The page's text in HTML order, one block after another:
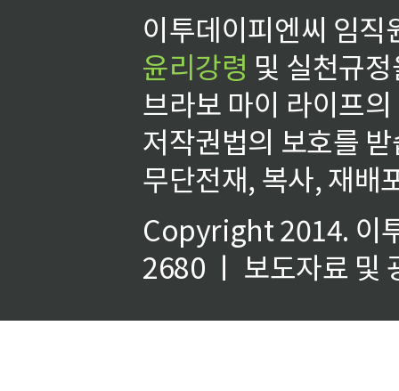
이투데이피엔씨 임
윤리강령 및 실천규
브라보 마이 라이프
저작권법의 보호를
무단전재, 복사, 재배
Copyright 2014. 이
2680 ㅣ 보도자료